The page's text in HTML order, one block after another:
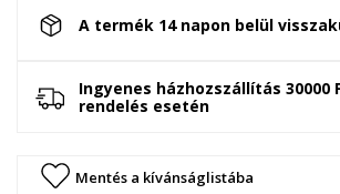
A termék 14 napon belül
Ingyenes házhozszállítás
rendelés esetén
Mentés a kívánságlistába